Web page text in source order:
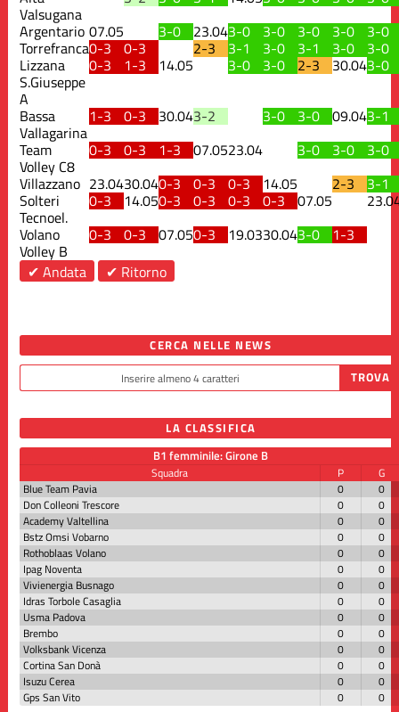
Valsugana
Argentario 07.05 3-0 23.043-0 3-0 3-0 3-0 3-0
Torrefranca0-3 0-3 2-3 3-1 3-0 3-1 3-0 3-0
Lizzana
S.Giuseppe
A
0-3 1-3 14.05 3-0 3-0 2-3 30.043-0
Bassa
Vallagarina
1-3 0-3 30.043-2 3-0 3-0 09.043-1
Team
Volley C8
0-3 0-3 1-3 07.0523.04 3-0 3-0
3-0
Villazzano 23.0430.040-3 0-3 0-3 14.05 2-3 3-1
Solteri
Tecnoel.
0-3 14.050-3 0-3 0-3 0-3 07.05
Volano
Volley B
0-3 0-3 07.050-3 19.0330.043-0
1-3
✔ Andata
✔ Ritorno
CERCA NELLE NEWS
LA CLASSIFICA
B1 femminile: Girone B
Squadra P
G
Blue Team Pavia
0
0
Don Colleoni Trescore
0
0
Academy Valtellina
0
0
Bstz Omsi Vobarno
0
0
Rothoblaas Volano
0
0
Ipag Noventa
0
0
Vivienergia Busnago
0
0
Idras Torbole Casaglia
0
0
Usma Padova
0
0
Brembo
0
0
Volksbank Vicenza
0
0
Cortina San Donà
0
0
Isuzu Cerea
0
0
Gps San Vito
0 0